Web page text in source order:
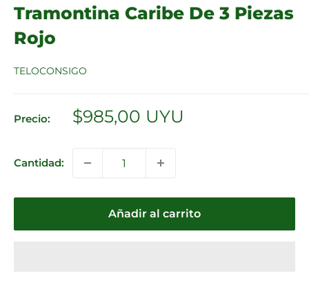
Tramontina Caribe De 3 Piezas
Rojo
TELOCONSIGO
Precio:
Precio
$985,00 UYU
Cantidad:
Añadir al carrito